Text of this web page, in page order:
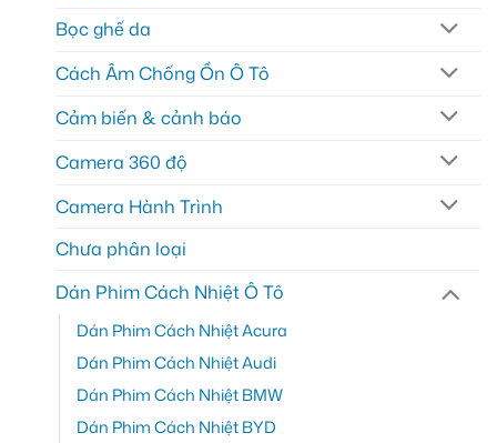
Bọc ghế da
Cách Âm Chống Ồn Ô Tô
Cảm biến & cảnh báo
Camera 360 độ
Camera Hành Trình
Chưa phân loại
Dán Phim Cách Nhiệt Ô Tô
Dán Phim Cách Nhiệt Acura
Dán Phim Cách Nhiệt Audi
Dán Phim Cách Nhiệt BMW
Dán Phim Cách Nhiệt BYD